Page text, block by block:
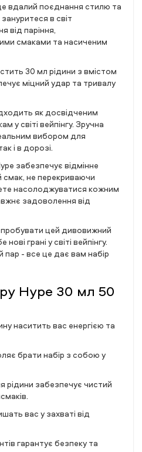
вдалий поєднання стилю та
в світ
від паріння,
смаками та насиченим
30 мл рідини з вмістом
міцний удар та тривалу
як досвідченим
у світі вейпінгу. Зручна
вибором для
і в дорозі.
забезпечує відмінне
смак, не перекриваючи
насолоджуватися кожним
задоволення від
цей дивовижний
грані у світі вейпінгу.
пар - все це дає вам набір
Hype 30 мл 50
наситить вас енергією та
брати набір з собою у
рідини забезпечує чистий
вас у захваті від
гарантує безпеку та